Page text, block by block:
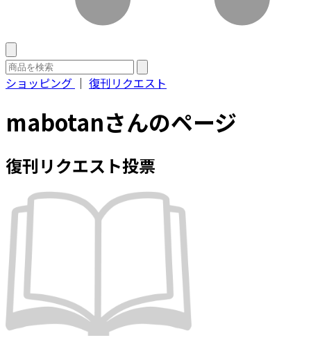
ショッピング ｜ 復刊リクエスト
mabotanさんのページ
復刊リクエスト投票